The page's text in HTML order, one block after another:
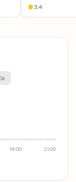
3,4
18:00 21:00